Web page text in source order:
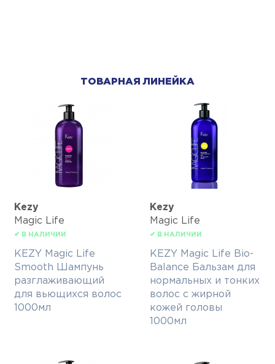
ТОВАРНАЯ ЛИНЕЙКА
Kezy
Magic Life
✔ В НАЛИЧИИ
KEZY Magic Life
Smooth Шампунь
разглаживающий
для вьющихся волос
1000мл
Kezy
Magic Life
✔ В НАЛИЧИИ
KEZY Magic Life Bio-
Balance Бальзам для
нормальных и тонких
волос с жирной
кожей головы
1000мл